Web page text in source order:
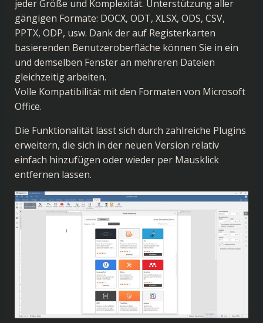
jeder Größe und Komplexität. Unterstützung aller
gängigen Formate: DOCX, ODT, XLSX, ODS, CSV,
PPTX, ODP, usw. Dank der auf Registerkarten
basierenden Benutzeroberfläche können Sie in ein
und demselben Fenster an mehreren Dateien
gleichzeitig arbeiten.
Volle Kompatibilität mit den Formaten von Microsoft
Office.
Die Funktionalität lässt sich durch zahlreiche Plugins
erweitern, die sich in der neuen Version relativ
einfach hinzufügen oder wieder per Mausklick
entfernen lassen.